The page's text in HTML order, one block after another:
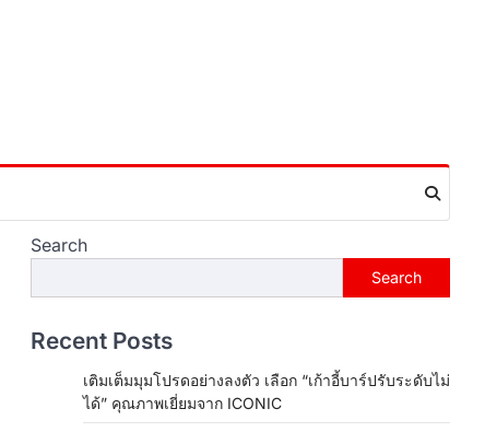
Search
Search
Recent Posts
เติมเต็มมุมโปรดอย่างลงตัว เลือก “เก้าอี้บาร์ปรับระดับไม่
ได้” คุณภาพเยี่ยมจาก ICONIC